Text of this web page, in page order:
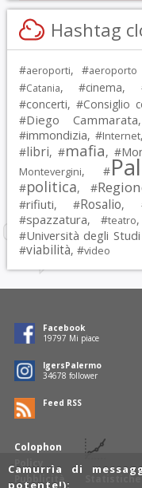
Hashtag
#aeroporti, #
#Catania, #cinema,
#concerti, #Consiglio
#Diego Cammarata
#immondizia, #Internet
#libri, #mafia, #
Montevergini, #
#politica, #
#rifiuti, #Rosalio,
#spazzatura, #teatro
#Università degli
#viabilità, #video
Colophon
Policy
Pubblicità
Facebook
19797 Mi piace
IgersPalermo
34678 follower
Feed RSS
Camurrìa di
potente!):